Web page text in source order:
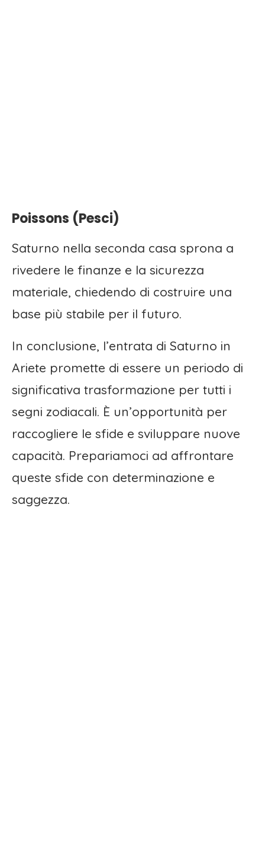
Poissons (Pesci)
Saturno nella seconda casa sprona a
rivedere le finanze e la sicurezza
materiale, chiedendo di costruire una
base più stabile per il futuro.
In conclusione, l’entrata di Saturno in
Ariete promette di essere un periodo di
significativa trasformazione per tutti i
segni zodiacali. È un’opportunità per
raccogliere le sfide e sviluppare nuove
capacità. Prepariamoci ad affrontare
queste sfide con determinazione e
saggezza.